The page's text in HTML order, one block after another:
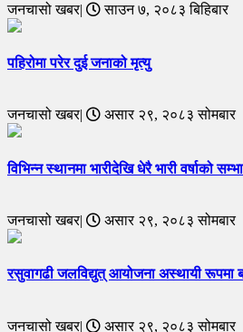
जनचासो खबर| साउन ७, २०८३ बिहिबार
पहिरोमा परेर दुई जनाको मृत्यु
जनचासो खबर| असार २९, २०८३ सोमबार
विभिन्न स्थानमा भारीदेखि धेरै भारी वर्षाको
जनचासो खबर| असार २९, २०८३ सोमबार
रसुवागढी जलविद्युत् आयोजना अस्थायी रूपमा
जनचासो खबर| असार २९, २०८३ सोमबार